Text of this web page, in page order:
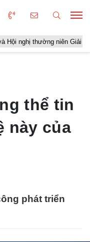
niên Giải thưởng
thể tin
này của
phát triển